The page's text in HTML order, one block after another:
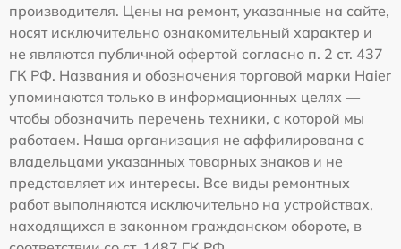
производителя. Цены на ремонт, указанные на сайте,
носят исключительно ознакомительный характер и
не являются публичной офертой согласно п. 2 ст. 437
ГК РФ. Названия и обозначения торговой марки Haier
упоминаются только в информационных целях —
чтобы обозначить перечень техники, с которой мы
работаем. Наша организация не аффилирована с
владельцами указанных товарных знаков и не
представляет их интересы. Все виды ремонтных
работ выполняются исключительно на устройствах,
находящихся в законном гражданском обороте, в